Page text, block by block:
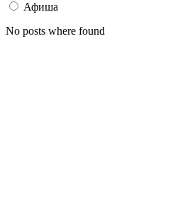
Афиша
No posts where found